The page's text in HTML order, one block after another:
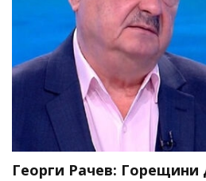
Георги Рачев: Горещини